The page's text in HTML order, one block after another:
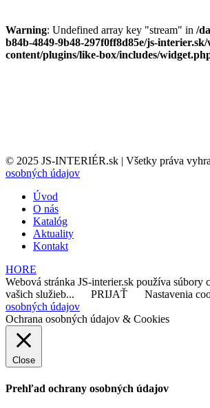
Warning: Undefined array key "stream" in /
b84b-4849-9b48-297f0ff8d85e/js-
content/plugins/like-box/includes/
© 2025 JS-INTERIÉR.sk | Všetky práva
osobných údajov
Úvod
O nás
Katalóg
Aktuality
Kontakt
HORE
Webová stránka JS-interier.sk používa súbory
vašich služieb...
PRIJAŤ Nastavenia
osobných údajov
Ochrana osobných údajov & Cookies
Close
Prehľad ochrany osobných údajov